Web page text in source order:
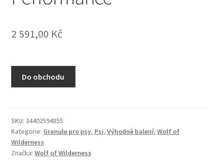
Odpočívadla pro kočky
Purizon pro kočky
Škrabadla pro kočky
2 591,00 Kč
Do obchodu
SKU: 34402594855
Kategorie: Granule pro psy, Psi, Výhodné balení, Wolf of
Wilderness
Značka: Wolf of Wilderness